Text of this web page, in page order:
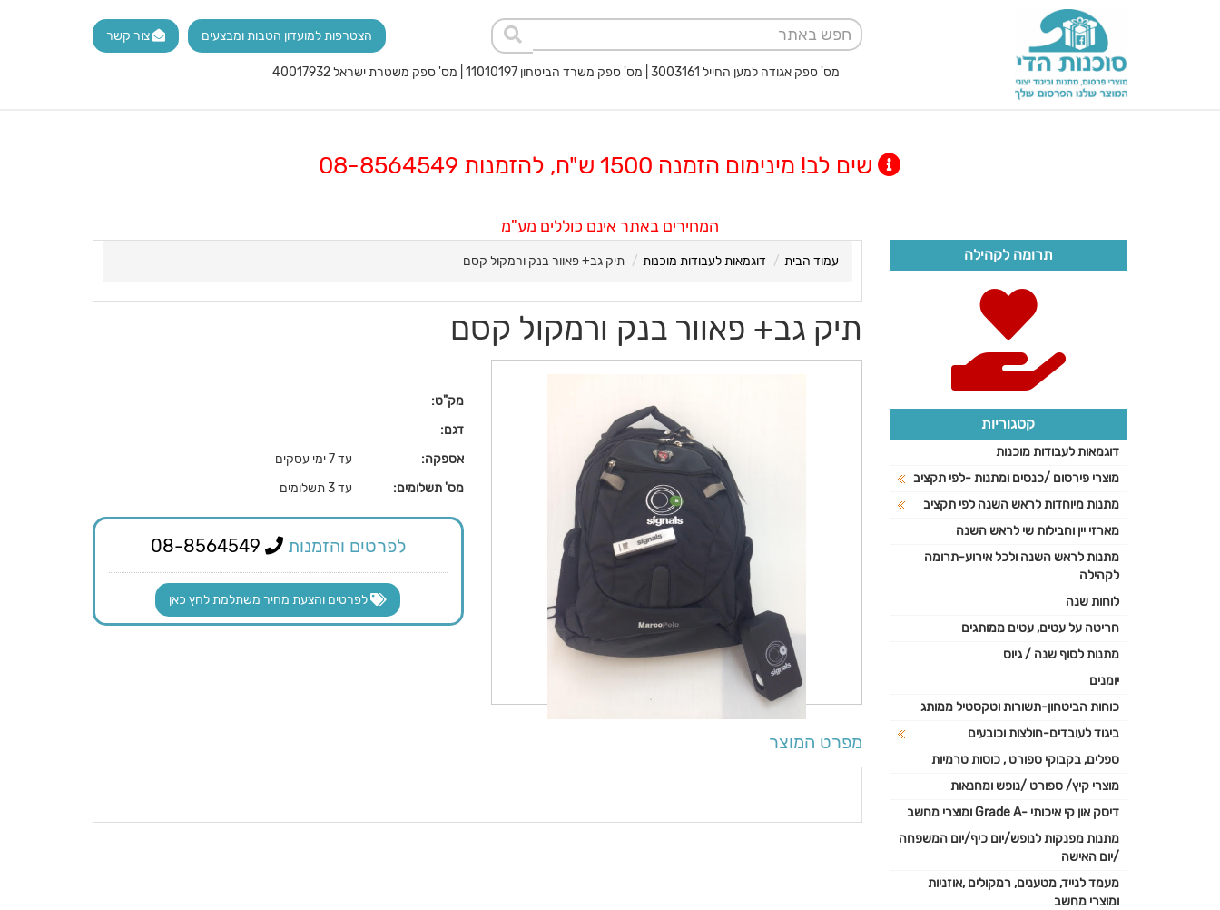
צור קשר הצטרפות למועדון הטבות ומבצעים
מס' ספק אגודה למען החייל 3003161 | מס' ספק משרד הביטחון 11010197 | מס' ספק משטרת ישראל 40017932
שים לב! מינימום הזמנה 1500 ש"ח, להזמנות 08-8564549
המחירים באתר אינם כוללים מע"מ
עמוד הבית דוגמאות לעבודות מוכנות תיק גב+ פאוור בנק ורמקול קסם
תיק גב+ פאוור בנק ורמקול קסם
מק"ט:
דגם:
אספקה:
עד 7 ימי עסקים
מס' תשלומים:
עד 3 תשלומים
לפרטים והזמנות
לפרטים והצעת מחיר משתלמת לחץ כאן
מפרט המוצר
תרומה לקהילה
קטגוריות
דוגמאות לעבודות מוכנות
מוצרי פירסום /כנסים ומתנות -לפי תקציב
מתנות מיוחדות לראש השנה לפי תקציב
מארזי יין וחבילות שי לראש השנה
מתנות לראש השנה ולכל אירוע-תרומה
לקהילה
לוחות שנה
חריטה על עטים, עטים ממותגים
מתנות לסוף שנה / גיוס
יומנים
כוחות הביטחון-תשורות וטקסטיל ממותג
ביגוד לעובדים-חולצות וכובעים
ספלים, בקבוקי ספורט , כוסות טרמיות
מוצרי קיץ/ ספורט /נופש ומחנאות
דיסק און קי איכותי -Grade A ומוצרי מחשב
מתנות מפנקות לנופש/יום כיף/יום המשפחה
/יום האישה
מעמד לנייד, מטענים, רמקולים ,אוזניות
ומוצרי מחשב